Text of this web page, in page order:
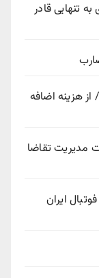
تنهایی قادر
هزینه اضافه
ضرورت مدیریت تقاضا
ایران